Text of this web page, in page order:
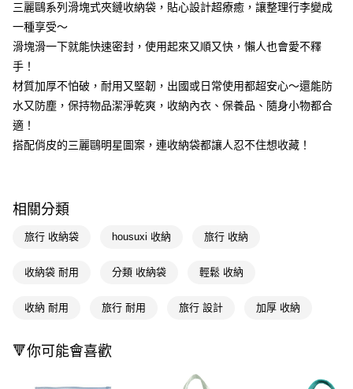
【關於「AFTEE先享後付」】
AFTEE先享後付是「在收到商品之後才付款」的支付方式。 讓您購物簡單
便利好安心！
１．簡單：不需註冊會員、不需綁卡、不需儲值。
２．便利：只要手機號碼，簡訊認證，即可結帳。
３．安心：先確認商品／服務後，再付款。
３．收到繳費通知簡訊後14天內，點擊此簡訊中的連結，可透過四大超商／
※ 請注意：結帳手續完成當下不需立刻繳費，但若您需要取消訂單，請聯絡
後付繳納相關費用。
客戶支援中心」
https://netprotections.freshdesk.com/support/home
１．透過由恩沛科技股份有限公司提供之「AFTEE先享後付」服務完成之交
即享券
運送方式
全家取貨付款
每筆NT$65，滿NT$390(含以上)免運費
每筆NT$65，滿NT$390(含以上)免運費
萊爾富取貨付款
每筆NT$65，滿NT$490(含以上)免運費
每筆NT$65，滿NT$490(含以上)免運費
三麗鷗系列滑塊式夾鏈收納袋，貼心設計超療癒，讓整理行李變成
一種享受～
滑塊滑一下就能快速密封，使用起來又順又快，懶人也會愛不釋
手！
材質加厚不怕破，耐用又堅韌，出國或日常使用都超安心～還能防
水又防塵，保持物品潔淨乾爽，收納內衣、保養品、隨身小物都合
適！
搭配俏皮的三麗鷗明星圖案，連收納袋都讓人忍不住想收藏！
相關分類
旅行 收納袋 housuxi 收納 旅行 收納
收納袋 耐用 分類 收納袋 輕鬆 收納
收納 耐用 旅行 耐用 旅行 設計 加厚 收納
🔻你可能會喜歡